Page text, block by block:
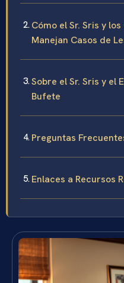
Cómo el Sr. Sris y
Manejan Casos de
Sobre el Sr. Sris y el
Bufete
Preguntas
Enlaces a Recursos